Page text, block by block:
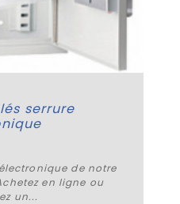
serrure
de notre
en ligne ou
un...